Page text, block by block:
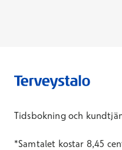
Tidsbokning och
*Samtalet kostar 8,45